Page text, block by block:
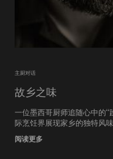
主厨对话
故乡之味
一位墨西哥厨师追随心中的“
际烹饪界展现家乡的独特风
阅读更多